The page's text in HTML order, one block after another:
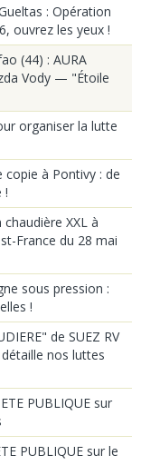
: Opération
ouvrez les yeux !
(44) : AURA
Vody — "Étoile
organiser la lutte
copie à Pontivy : de
!
XXL à
France du 28 mai
sous pression :
!
de SUEZ RV
nos luttes
PUBLIQUE sur
PUBLIQUE sur le